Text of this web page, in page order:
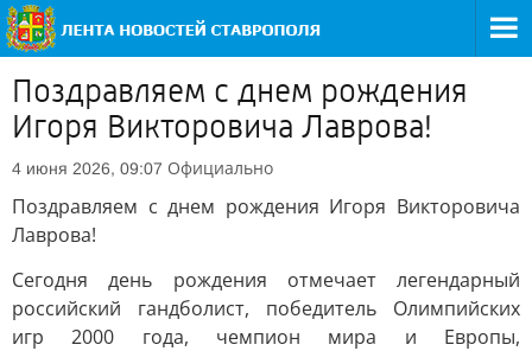
Поздравляем с днем рождения
Игоря Викторовича Лаврова!
4 июня 2026, 09:07 Официально
Поздравляем с днем рождения Игоря Викторовича
Лаврова!
Сегодня день рождения отмечает легендарный
российский гандболист, победитель Олимпийских
игр 2000 года, чемпион мира и Европы,